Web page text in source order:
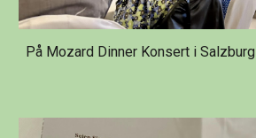
På Mozard Dinner Konsert i Salzburg